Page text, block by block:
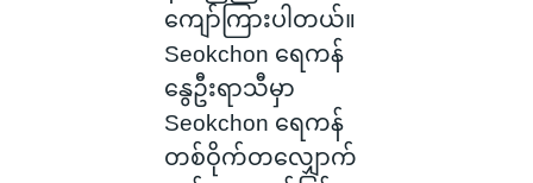
ကျော်ကြားပါတယ်။
Seokchon ရေကန်
နွေဦးရာသီမှာ
Seokchon ရေကန်
တစ်ဝိုက်တလျှောက်